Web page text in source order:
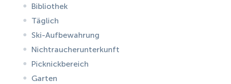
Bibliothek
Täglich
Ski-Aufbewahrung
Nichtraucherunterkunft
Picknickbereich
Garten